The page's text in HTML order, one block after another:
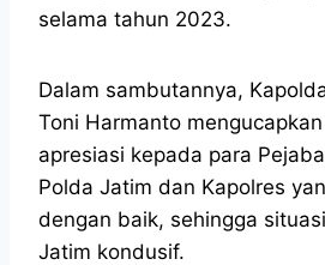
selama tahun 2023.
Dalam sambutannya,
Toni Harmanto
apresiasi kepada para
Polda Jatim dan Kapolres
dengan baik, sehingga
Jatim kondusif.